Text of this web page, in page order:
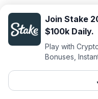
Join Stake
$100k Daily.
Play with
Bonuses,